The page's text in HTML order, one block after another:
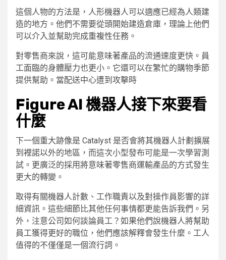
這個人物的方法是，人形機器人可以適應已經為人類建
造的地方。他們不需要從頭開始建造倉庫，理論上他們
可以介入並幫助完成重複性任務。
對零售商來說，這可能意味著產品的流通速度更快。員
工面臨的身體壓力也更小。它還可以在繁忙的購物季節
提供幫助。當配送中心遭到攻擊時
Figure AI 機器人接下來要看
什麼
下一個重大跡像是 Catalyst 是否會將其機器人計劃擴展
到裡諾以外的地區，而這次小型發布可能是一次學習測
試。更廣泛的採用將意味著零售商運輸產品的方式發生
更大的轉變。
取得有關機器人計數、工作職責以及對操作員影響的詳
細資訊。這些細節比其他任何事情都更能告訴我們。另
外，注意公司如何談論員工？如果他們說機器人將幫助
員工獲得更好的職位，他們應該解釋會發生什麼。工人
值得的不僅僅是一個流行詞。